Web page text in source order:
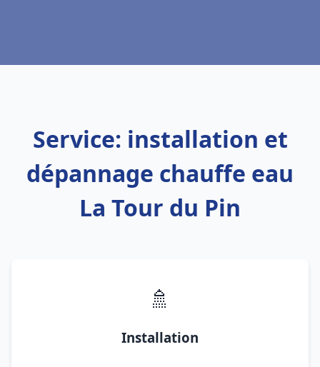
Service: installation et
dépannage chauffe eau
La Tour du Pin
🚿
Installation